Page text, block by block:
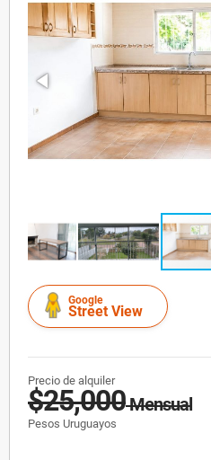
Google
Street View
Precio de alquiler
$25,000Mensual
Pesos Uruguayos